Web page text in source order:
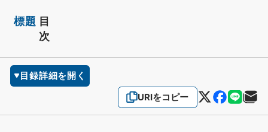
標題 目
次
目録詳細を開く
URIをコピー